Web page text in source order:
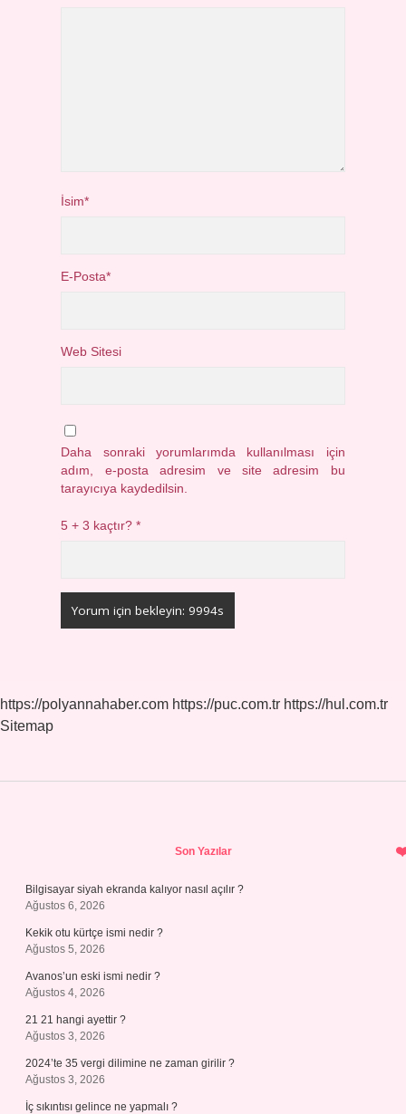
İsim*
E-Posta*
Web Sitesi
Daha sonraki yorumlarımda kullanılması için
adım, e-posta adresim ve site adresim bu
tarayıcıya kaydedilsin.
5 + 3 kaçtır?*
https://polyannahaber.com https://puc.com.tr https://hul.com.tr
Sitemap
Son Yazılar
Bilgisayar siyah ekranda kalıyor nasıl açılır ?
Ağustos 6, 2026
Kekik otu kürtçe ismi nedir ?
Ağustos 5, 2026
Avanos’un eski ismi nedir ?
Ağustos 4, 2026
21 21 hangi ayettir ?
Ağustos 3, 2026
2024’te 35 vergi dilimine ne zaman girilir ?
Ağustos 3, 2026
İç sıkıntısı gelince ne yapmalı ?